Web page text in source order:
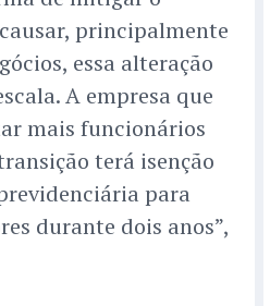
principalmente
essa alteração
A empresa que
mais funcionários
terá isenção
para
durante dois anos”,